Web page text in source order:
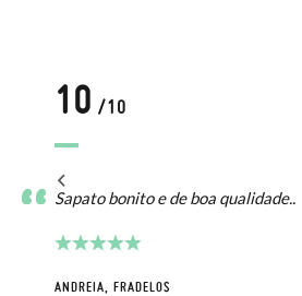
10 /10
Sapato bonito e de boa qualidade..
ANDREIA, FRADELOS